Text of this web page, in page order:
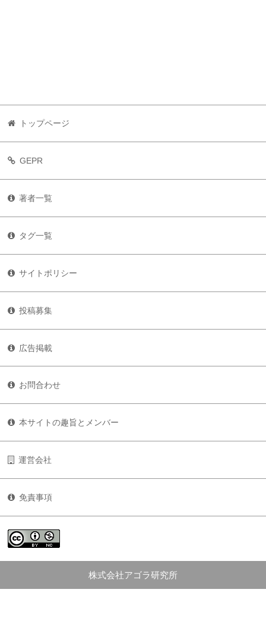
トップページ
GEPR
著者一覧
タグ一覧
サイトポリシー
投稿募集
広告掲載
お問合わせ
本サイトの趣旨とメンバー
運営会社
免責事項
株式会社アゴラ研究所